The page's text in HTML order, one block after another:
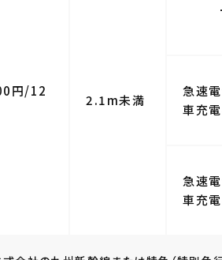
円/12
2.1m未満
急速
車充電
急速
車充電